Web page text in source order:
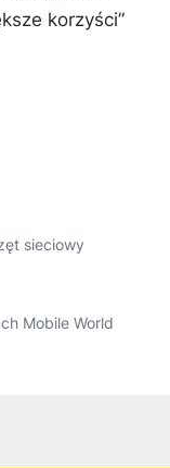
korzyści”
sieciowy
Mobile World